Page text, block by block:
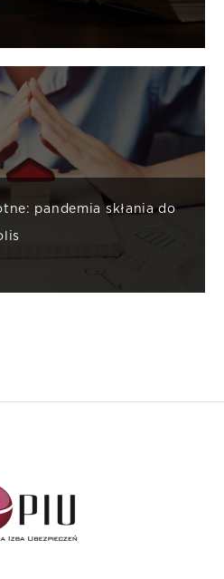
pandemia skłania do